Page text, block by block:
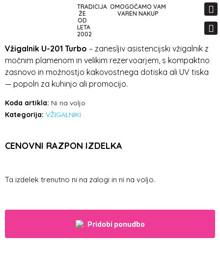
TRADICIJA
ŽE
OD
LETA
2002
OMOGOČAMO VAM
VAREN NAKUP
Vžigalnik U-201 Turbo – zanesljiv asistencijski vžigalnik z
močnim plamenom in velikim rezervoarjem, s kompaktno
zasnovo in možnostjo kakovostnega dotiska ali UV tiska
— popoln za kuhinjo ali promocijo.
Koda artikla: Ni na voljo
Kategorija: VŽIGALNIKI
CENOVNI RAZPON IZDELKA
Ta izdelek trenutno ni na zalogi in ni na voljo.
Pridobi ponudbo